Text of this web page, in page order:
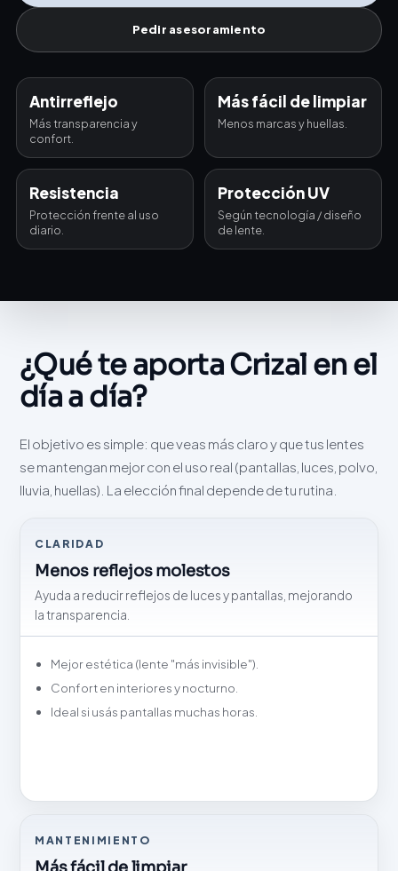
Pedir asesoramiento
Antirreflejo
Más transparencia y
confort.
Más fácil de limpiar
Menos marcas y huellas.
Resistencia
Protección frente al uso
diario.
Protección UV
Según tecnología / diseño
de lente.
¿Qué te aporta Crizal en el
día a día?
El objetivo es simple: que veas más claro y que tus lentes
se mantengan mejor con el uso real (pantallas, luces, polvo,
lluvia, huellas). La elección final depende de tu rutina.
CLARIDAD
Menos reflejos molestos
Ayuda a reducir reflejos de luces y pantallas, mejorando
la transparencia.
Mejor estética (lente "más invisible").
Confort en interiores y nocturno.
Ideal si usás pantallas muchas horas.
MANTENIMIENTO
Más fácil de limpiar